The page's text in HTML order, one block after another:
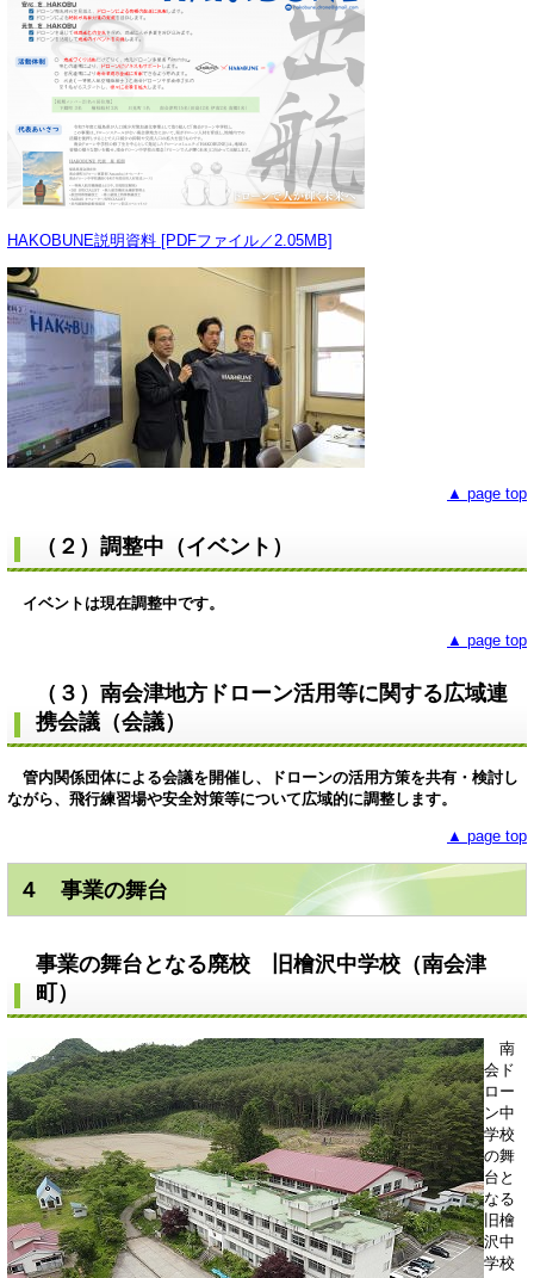
HAKOBUNE説明資料 [PDFファイル／2.05MB]
▲ page top
（２）調整中（イベント）
イベントは現在調整中です。
▲ page top
（３）南会津地方ドローン活用等に関する広域連
携会議（会議）
管内関係団体による会議を開催し、ドローンの活用方策を共有・検討し
ながら、飛行練習場や安全対策等について広域的に調整します。
▲ page top
４ 事業の舞台
事業の舞台となる廃校 旧檜沢中学校（南会津
町）
南
会ド
ロー
ン中
学校
の舞
台と
なる
旧檜
沢中
学校